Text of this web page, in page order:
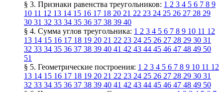
§ 3. Признаки равенства треугольников: 1 2 3 4 5 6 7 8 9
10 11 12 13 14 15 16 17 18 20 21 22 23 24 25 26 27 28 29
30 31 32 33 34 35 36 37 38 39 40
§ 4. Сумма углов треугольника: 1 2 3 4 5 6 7 8 9 10 11 12
13 14 15 16 17 18 19 20 21 22 23 24 25 26 27 28 29 30 31
32 33 34 35 36 37 38 39 40 41 42 43 44 45 46 47 48 49 50
51
§ 5. Геометрические построения: 1 2 3 4 5 6 7 8 9 10 11 12
13 14 15 16 17 18 19 20 21 22 23 24 25 26 27 28 29 30 31
32 33 34 35 36 37 38 39 40 41 42 43 44 45 46 47 48 49 50